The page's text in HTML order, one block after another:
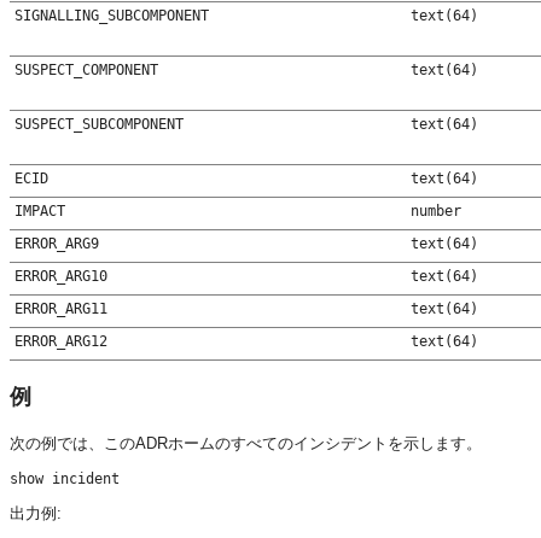
SIGNALLING_SUBCOMPONENT
text(64)
SUSPECT_COMPONENT text(64)
SUSPECT_SUBCOMPONENT text(64)
ECID
text(64)
IMPACT
number
ERROR_ARG9
text(64)
ERROR_ARG10
text(64)
ERROR_ARG11
text(64)
ERROR_ARG12
text(64)
例
次の例では、このADRホームのすべてのインシデントを示します。
出力例: